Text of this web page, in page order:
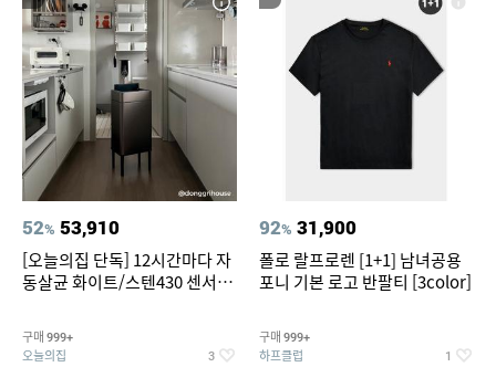
52% 53,910
[오늘의집 단독] 12시간마다 자
동살균 화이트/스텐430 센서휴
구매 999+
오늘의집 3
92% 31,900
폴로 랄프로렌 [1+1] 남녀공용
포니 기본 로고 반팔티 [3color]
구매 999+
하프클럽 1